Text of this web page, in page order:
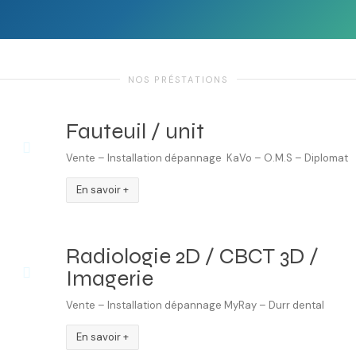
NOS PRÉSTATIONS
Fauteuil / unit
Vente – Installation dépannage KaVo – O.M.S – Diplomat
En savoir +
Radiologie 2D / CBCT 3D /
Imagerie
Vente – Installation dépannage MyRay – Durr dental
En savoir +